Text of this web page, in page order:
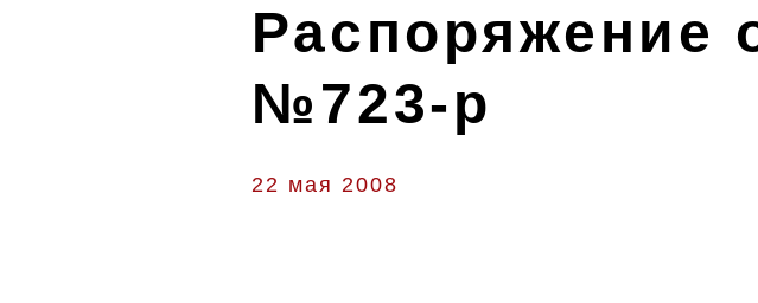
Распоряжение
№723-р
22 мая 2008